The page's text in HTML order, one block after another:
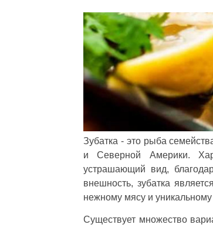
Зубатка - это рыба
и Северной Америки.
устрашающий вид,
внешность, зубатка
нежному мясу и уникальному
Существует множество